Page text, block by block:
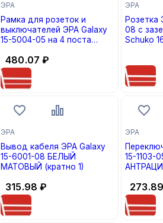
ЭРА
Рамка для розеток и
выключателей ЭРА Galaxy
15-5004-05 на 4 поста
480.07 ₽
ЭРА
Розетка
08 c
Schuko
ЭРА
Вывод кабеля ЭРА Galaxy
15-6001-08 БЕЛЫЙ
МАТОВЫЙ (кратно 1)
315.98 ₽
ЭРА
15-1103-